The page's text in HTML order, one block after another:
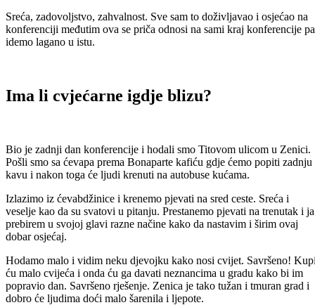
Sreća, zadovoljstvo, zahvalnost. Sve sam to doživljavao i osjećao na
konferenciji međutim ova se priča odnosi na sami kraj konferencije pa
idemo lagano u istu.
Ima li cvjećarne igdje blizu?
Bio je zadnji dan konferencije i hodali smo Titovom ulicom u Zenici.
Pošli smo sa ćevapa prema Bonaparte kafiću gdje ćemo popiti zadnju
kavu i nakon toga će ljudi krenuti na autobuse kućama.
Izlazimo iz ćevabdžinice i krenemo pjevati na sred ceste. Sreća i
veselje kao da su svatovi u pitanju. Prestanemo pjevati na trenutak i ja
prebirem u svojoj glavi razne načine kako da nastavim i širim ovaj
dobar osjećaj.
Hodamo malo i vidim neku djevojku kako nosi cvijet. Savršeno!
ću malo cvijeća i onda ću ga davati neznancima u gradu kako bi im
popravio dan. Savršeno rješenje. Zenica je tako tužan i tmuran grad i
dobro će ljudima doći malo šarenila i ljepote.